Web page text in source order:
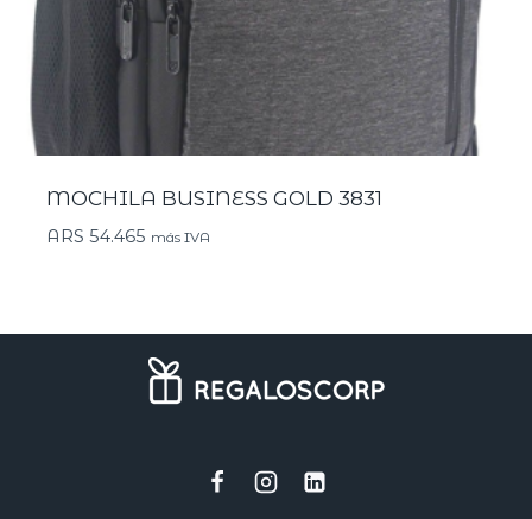
MOCHILA BUSINESS GOLD 3831
ARS 54.465 más IVA